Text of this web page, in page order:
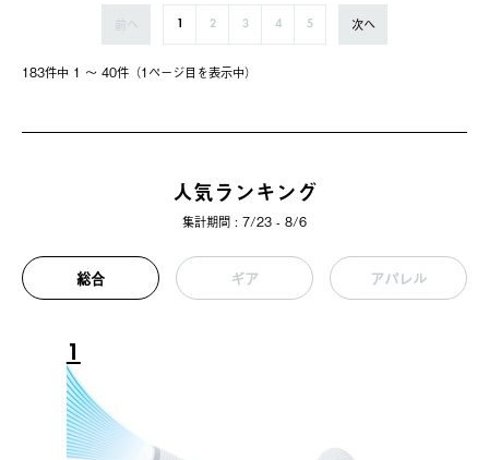
183件中 1 〜 40件（1ページ⽬を表⽰中）
前へ 1 2 3 4 5 次へ
人気ランキング
集計期間 : 7/23 - 8/6
総合 ギア アパレル
1